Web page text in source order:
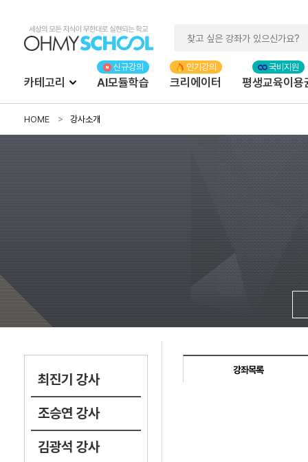
카테고리 AI모듈학습 크리에이터 평생교육이용
HOME 강사소개
최진기 강사
조승연 강사
김광석 강사
강좌목록